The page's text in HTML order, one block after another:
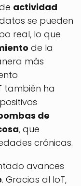
actividad
se pueden
real, lo que
de la
más
también ha
de
, que
crónicas.
avances
. Gracias al IoT,